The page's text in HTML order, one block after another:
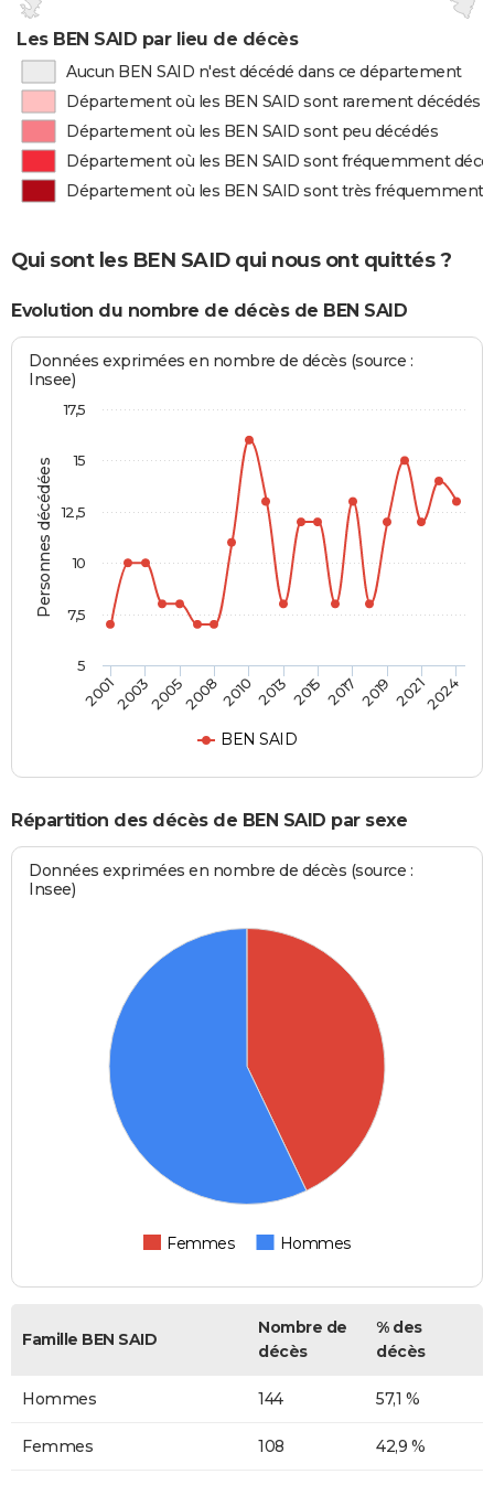
Les BEN SAID par lieu de décès
Aucun BEN SAID n'est décédé dans ce département
Département où les BEN SAID sont rarement décédés
Département où les BEN SAID sont peu décédés
Département où les BEN SAID sont fréquemment
Département où les BEN SAID sont très fréquemment
Qui sont les BEN SAID qui nous ont quittés ?
Evolution du nombre de décès de BEN SAID
Personnes décédées
Données exprimées en nombre de décès (source :
Insee)
BEN SAID
20012003200520082010 2013 2015 2017 2019 20212024
5
7,5
10
12,5
15
17,5
Répartition des décès de BEN SAID par sexe
Données exprimées en nombre de décès (source :
Insee)
Femmes Hommes
Famille BEN SAID
Nombre de
décès
% des
décès
Hommes 144 57,1 %
Femmes 108 42,9 %